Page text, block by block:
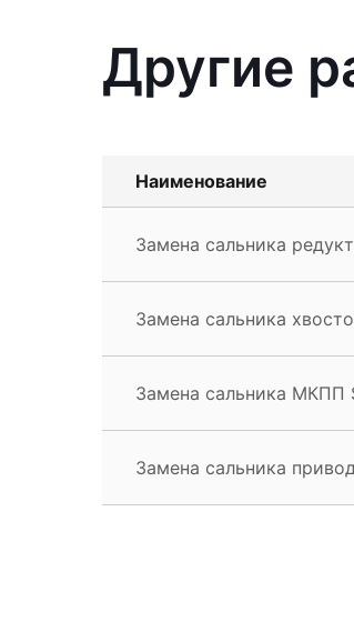
Другие
Наименование
Замена сальника
Замена сальника
Замена сальника МКПП
Замена сальника